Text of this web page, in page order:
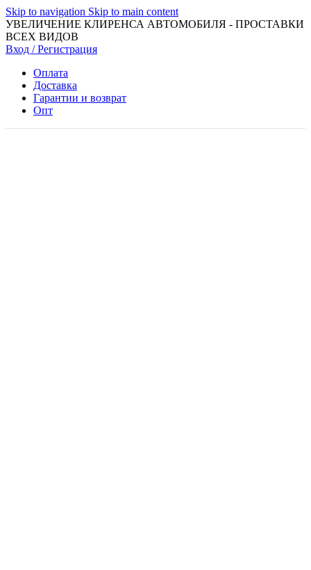
Skip to navigation Skip to main content
УВЕЛИЧЕНИЕ КЛИРЕНСА АВТОМОБИЛЯ - ПРОСТАВКИ
ВСЕХ ВИДОВ
Вход / Регистрация
Оплата
Доставка
Гарантии и возврат
Опт